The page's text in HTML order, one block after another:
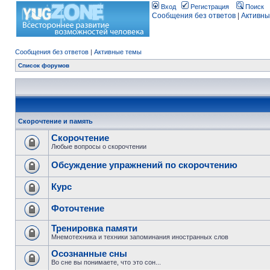
Вход Регистрация Поиск
Сообщения без ответов
Сообщения без ответов | Активные темы
Список форумов
Скорочтение и память
Скорочтение
Любые вопросы о скорочтении
Обсуждение упражнений по скорочтению
Курс
Фоточтение
Тренировка памяти
Мнемотехника и техники запоминания иностранных слов
Осознанные сны
Во сне вы понимаете, что это сон...